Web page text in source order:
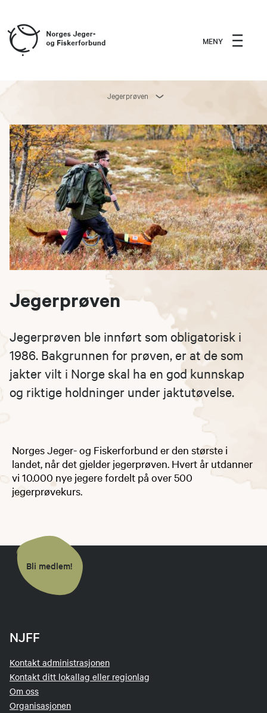
MENY
Jegerprøven
Jegerprøven
Jegerprøven ble innført som obligatorisk i
1986. Bakgrunnen for prøven, er at de som
jakter vilt i Norge skal ha en god kunnskap
og riktige holdninger under jaktutøvelse.
Norges Jeger- og Fiskerforbund er den største i
landet, når det gjelder jegerprøven. Hvert år utdanner
vi 10.000 nye jegere fordelt på over 500
jegerprøvekurs.
Bli medlem!
NJFF
Kontakt administrasjonen
Kontakt ditt lokallag eller regionlag
Om oss
Organisasjonen